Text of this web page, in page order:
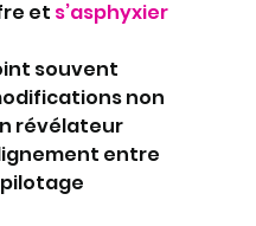
et s’asphyxier
souvent
non
révélateur
entre